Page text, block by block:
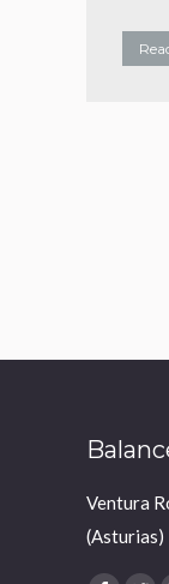
Ventura
(Asturias)